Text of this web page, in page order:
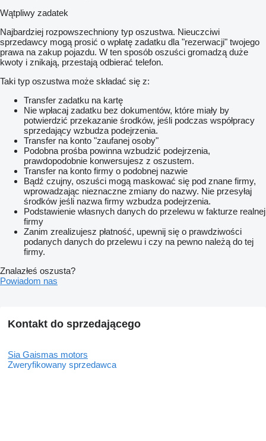
Wątpliwy zadatek
Najbardziej rozpowszechniony typ oszustwa. Nieuczciwi
sprzedawcy mogą prosić o wpłatę zadatku dla "rezerwacji" twojego
prawa na zakup pojazdu. W ten sposób oszuści gromadzą duże
kwoty i znikają, przestają odbierać telefon.
Taki typ oszustwa może składać się z:
Transfer zadatku na kartę
Nie wpłacaj zadatku bez dokumentów, które miały by
potwierdzić przekazanie środków, jeśli podczas współpracy
sprzedający wzbudza podejrzenia.
Transfer na konto "zaufanej osoby"
Podobna prośba powinna wzbudzić podejrzenia,
prawdopodobnie konwersujesz z oszustem.
Transfer na konto firmy o podobnej nazwie
Bądź czujny, oszuści mogą maskować się pod znane firmy,
wprowadzając nieznaczne zmiany do nazwy. Nie przesyłaj
środków jeśli nazwa firmy wzbudza podejrzenia.
Podstawienie własnych danych do przelewu w fakturze realnej
firmy
Zanim zrealizujesz płatność, upewnij się o prawdziwości
podanych danych do przelewu i czy na pewno należą do tej
firmy.
Znalazłeś oszusta?
Powiadom nas
Kontakt do sprzedającego
Sia Gaismas motors
Zweryfikowany sprzedawca